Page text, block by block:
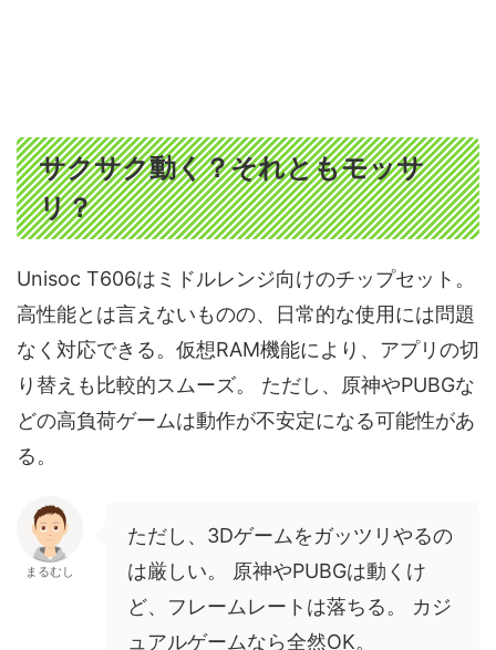
サクサク動く？それともモッサ
リ？
Unisoc T606はミドルレンジ向けのチップセット。
高性能とは言えないものの、日常的な使用には問題
なく対応できる。仮想RAM機能により、アプリの切
り替えも比較的スムーズ。 ただし、原神やPUBGな
どの高負荷ゲームは動作が不安定になる可能性があ
る。
まるむし
ただし、3Dゲームをガッツリやるの
は厳しい。 原神やPUBGは動くけ
ど、フレームレートは落ちる。 カジ
ュアルゲームなら全然OK。